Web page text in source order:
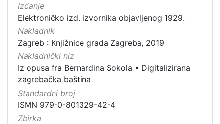
Izdanje
Elektroničko izd. izvornika objavljenog 1929.
Nakladnik
Zagreb : Knjižnice grada Zagreba, 2019.
Nakladnički niz
Iz opusa fra Bernardina Sokola • Digitalizirana
zagrebačka baština
Standardni broj
ISMN 979-0-801329-42-4
Zbirka